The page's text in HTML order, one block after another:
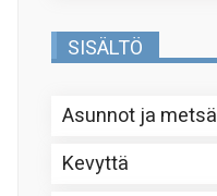
SISÄLTÖ
Asunnot ja metsä
Kevyttä